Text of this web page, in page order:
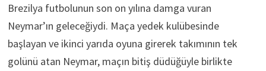
Brezilya futbolunun son on yılına damga vuran
Neymar’ın geleceğiydi. Maça yedek kulübesinde
başlayan ve ikinci yarıda oyuna girerek takımının tek
golünü atan Neymar, maçın bitiş düdüğüyle birlikte